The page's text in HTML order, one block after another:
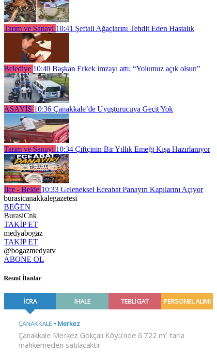
Tarım ve Sanayi 10:41 Şeftali Ağaçlarını Tehdit Eden Hastalık
Belediye 10:40 Başkan Erkek imzayı attı; “Yolumuz açık olsun”
ASAYİŞ 10:36 Çanakkale’de Uyuşturucuya Geçit Yok
Tarım ve Sanayi 10:34 Çiftçinin Bir Yıllık Emeği Kışa Hazırlanıyor
İlçe - Belde 10:33 Geleneksel Eceabat Panayırı Kapılarını Açıyor
burasicanakkalegazetesi
BEĞEN
BurasiCnk
TAKİP ET
medyabogaz
TAKİP ET
@bogazmedyatv
ABONE OL
Resmî İlanlar